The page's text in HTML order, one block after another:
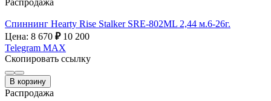
Спиннинг Hearty Rise Stalker SRE-802ML 2,44 м.6-26г.
Цена: 8 670 ₽ 10 200
Telegram MAX
Скопировать ссылку
В корзину
Распродажа